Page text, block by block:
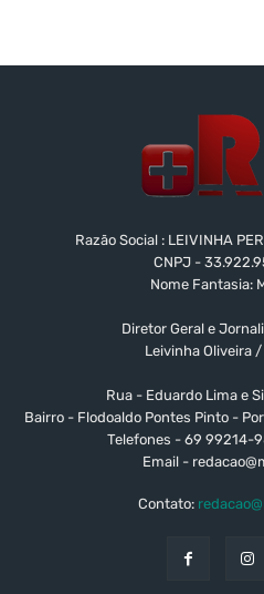
Razão Social : LEIVINHA
CNPJ -
Nome Fantasia:
Diretor Geral e
Leivinha Oliveira
Rua - Eduardo Lima e
Bairro - Flodoaldo Pontes Pinto -
Telefones - 69 99214-
Email -
Contato: